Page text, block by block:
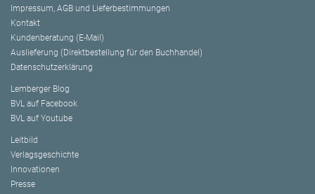
Impressum, AGB und Lieferbestimmungen
Kontakt
Kundenberatung (E-Mail)
Auslieferung (Direktbestellung für den Buchhandel)
Datenschutzerklärung
Lemberger Blog
BVL auf Facebook
BVL auf Youtube
Leitbild
Verlagsgeschichte
Innovationen
Presse